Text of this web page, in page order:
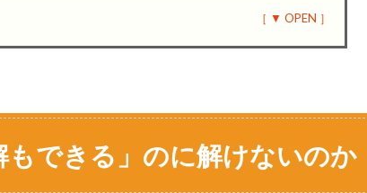
もできる」のに解けないのか